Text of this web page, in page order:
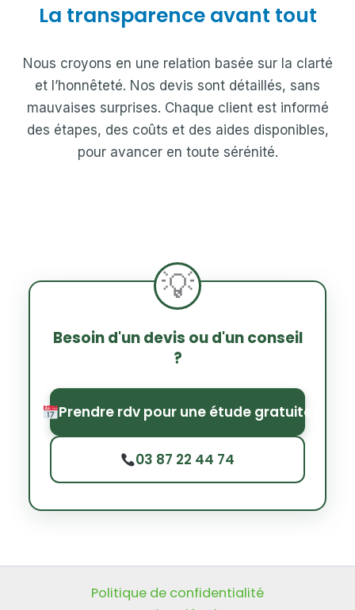
La transparence avant tout
Nous croyons en une relation basée sur la clarté
et l’honnêteté. Nos devis sont détaillés, sans
mauvaises surprises. Chaque client est informé
des étapes, des coûts et des aides disponibles,
pour avancer en toute sérénité.
Besoin d'un devis ou d'un conseil
?
Prendre rdv pour une étude gratuite
03 87 22 44 74
Politique de confidentialité